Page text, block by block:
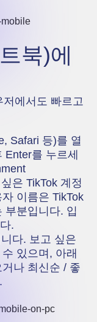
북)에
에서도 빠르고
Safari 등)를 열
Enter를 누르세
은 TikTok 계정
이름은 TikTok
부분입니다. 입
.
다. 보고 싶은
있으며, 아래
나 최신순 / 좋